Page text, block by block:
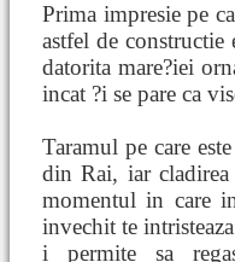
Prima impresie pe
astfel de constructie
datorita mare?iei
incat ?i se pare ca
Taramul pe care
din Rai, iar
momentul in care
invechit te
i permite sa